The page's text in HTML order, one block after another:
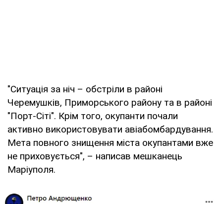
"Ситуація за ніч – обстріли в районі
Черемушків, Приморського району та в районі
"Порт-Сіті". Крім того, окупанти почали
активно використовувати авіабомбардування.
Мета повного знищення міста окупантами вже
не приховується", – написав мешканець
Маріуполя.